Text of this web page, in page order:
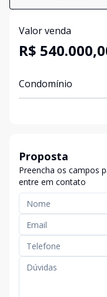
Valor venda
R$
Condomínio
Proposta
Preencha os campos
entre em contato